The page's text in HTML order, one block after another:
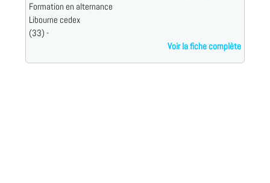
Formation en alternance
Libourne cedex
(33) -
Voir la fiche complète